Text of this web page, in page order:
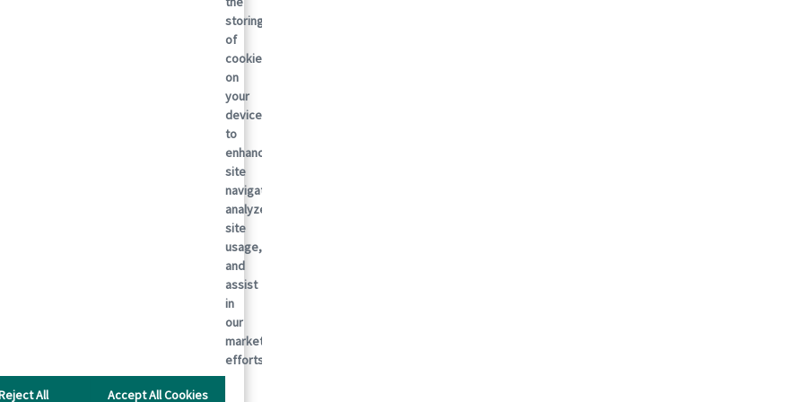
storing
of
cookies
on
your
device
to
enhance
site
navigation,
analyze
site
usage,
and
assist
in
our
marketing
efforts.
Accept All Cookies
All